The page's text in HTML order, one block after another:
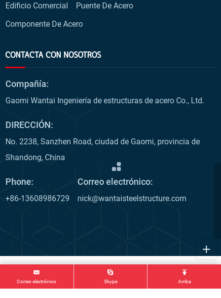
Edificio Comercial
Puente De Acero
Componente De Acero
CONTACTA CON NOSOTROS
Compañía:
Gaomi Wantai Ingeniería de estructuras de acero Co., Ltd.
DIRECCIÓN:
No. 2238, Sanzhen Road, ciudad de Gaomi, provincia de
Shandong, China
Phone:
+86-13608986729
Correo electrónico:
nick@wantaisteelstructure.com
Correo electrónico Skype Arriba